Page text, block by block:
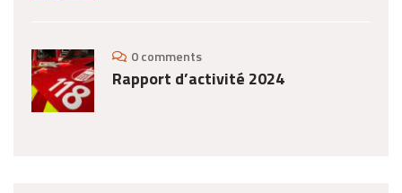
0 comments
Rapport d’activité 2024